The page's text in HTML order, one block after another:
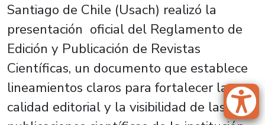
Santiago de Chile (Usach) realizó la
presentación oficial del Reglamento de
Edición y Publicación de Revistas
Científicas, un documento que establece
lineamientos claros para fortalecer la
calidad editorial y la visibilidad de las